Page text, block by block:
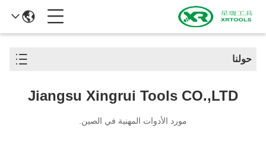
حولنا
Jiangsu Xingrui Tools CO.,LTD
مورد الأدوات المهنية في الصين.